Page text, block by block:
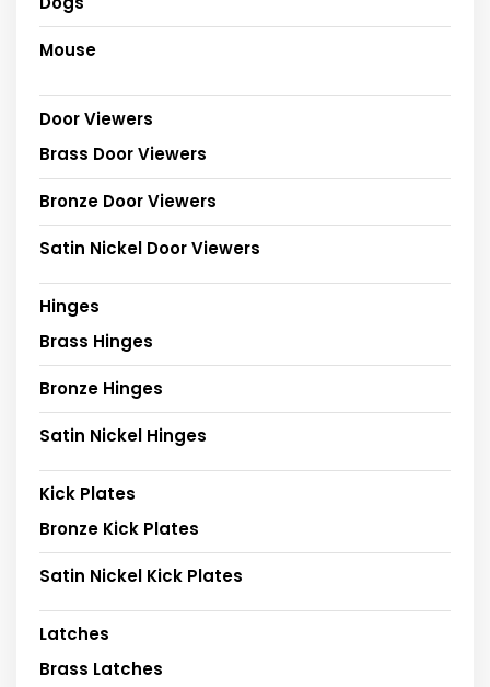
Mouse
Door Viewers
Brass Door Viewers
Bronze Door Viewers
Satin Nickel Door Viewers
Hinges
Brass Hinges
Bronze Hinges
Satin Nickel Hinges
Kick Plates
Bronze Kick Plates
Satin Nickel Kick Plates
Latches
Brass Latches